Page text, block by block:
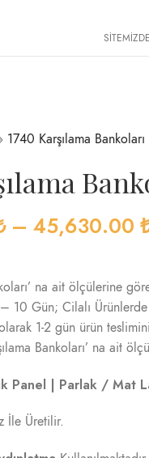
1740 Karşılama Bankoları
– 45,630.00
na ait ölçülerine
10 Gün; Cilalı
1-2 gün ürün
Bankoları’ na ait
Panel | Parlak / Mat
İle Üretilir.